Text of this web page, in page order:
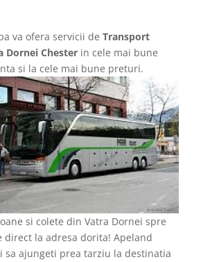
va ofera servicii de Transport
Dornei Chesterin cele mai bune
si la cele mai bune preturi.
si colete din Vatra Dornei spre
direct la adresa dorita! Apeland
sa ajungeti prea tarziu la destinatia